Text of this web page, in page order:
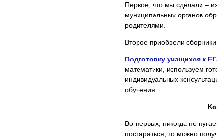
Первое, что мы сделали –
муниципальных органов
родителями.
Второе приобрели
Подготовку учащихся к
математики, используем
индивидуальных
обучения.
Во-первых, никогда не
постараться, то можно